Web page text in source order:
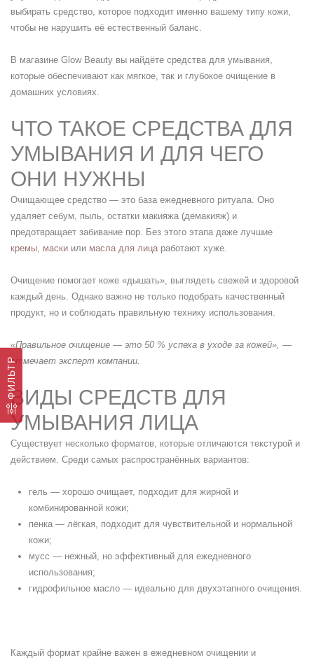
ФИЛЬТР
выбирать средство, которое подходит именно вашему типу кожи,
чтобы не нарушить её естественный баланс.
В магазине Glow Beauty вы найдёте средства для умывания,
которые обеспечивают как мягкое, так и глубокое очищение в
домашних условиях.
ЧТО ТАКОЕ СРЕДСТВА ДЛЯ
УМЫВАНИЯ И ДЛЯ ЧЕГО
ОНИ НУЖНЫ
Очищающее средство — это база ежедневного ритуала. Оно
удаляет себум, пыль, остатки макияжа (демакияж) и
предотвращает забивание пор. Без этого этапа даже лучшие
кремы, маски или масла для лицаработают хуже.
Очищение помогает коже «дышать», выглядеть свежей и здоровой
каждый день. Однако важно не только подобрать качественный
продукт, но и соблюдать правильную технику использования.
«Правильное очищение — это 50 % успеха в уходе за кожей», —
отмечает эксперт компании.
ВИДЫ СРЕДСТВ ДЛЯ
УМЫВАНИЯ ЛИЦА
Существует несколько форматов, которые отличаются текстурой и
действием. Среди самых распространённых вариантов:
гель — хорошо очищает, подходит для жирной и
комбинированной кожи;
пенка — лёгкая, подходит для чувствительной и нормальной
кожи;
мусс — нежный, но эффективный для ежедневного
использования;
гидрофильное масло — идеально для двухэтапного очищения.
Каждый формат крайне важен в ежедневном очищении и